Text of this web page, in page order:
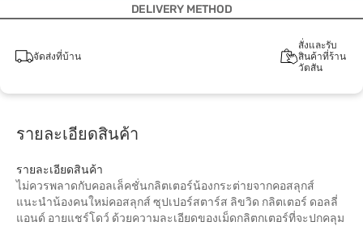
DELIVERY METHOD
จัดส่งที่บ้าน
สั่งและรับ
สินค้าที่ร้าน
วัตสัน
รายละเอียดสินค้า
รายละเอียดสินค้า
ไม่ควรพลาดกับคอลเล็คชั่นกลิตเตอร์น้องกระต่ายจากคอสลุกส์
แนะนำน้องคนใหม่คอสลุกส์ ซุปเปอร์สตาร์ส ลิขวิด กลิตเตอร์ ดอลลี่
แอนด์ อายแชร์โดว์ ด้วยความละเอียดของเม็ดกลิตกเตอร์ที่จะปกคลุม